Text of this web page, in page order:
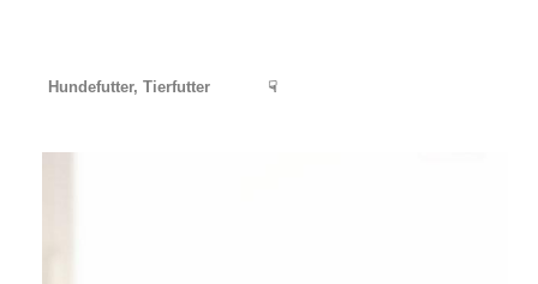
Hundefutter, Tierfutter ☟